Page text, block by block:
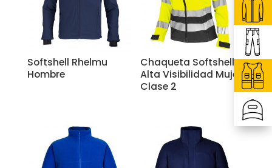
Softshell Rhelmu
Hombre
Chaqueta Softshell
Alta Visibilidad Mujer
Clase 2